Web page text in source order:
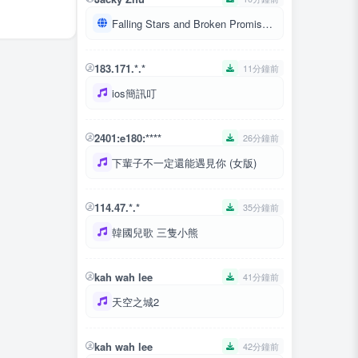
Falling Stars and Broken Promises-ざ風信子の
183.171.*.* 11分鐘前
ios簡訊叮
2401:e180:**** 26分鐘前
下輩子不一定還能遇見你 (女版)
114.47.*.* 35分鐘前
韓國兒歌 三隻小熊
kah wah lee 41分鐘前
天空之城2
kah wah lee 42分鐘前